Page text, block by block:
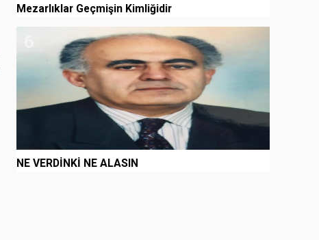
Mezarlıklar Geçmişin Kimliğidir
NE VERDİNKİ NE ALASIN